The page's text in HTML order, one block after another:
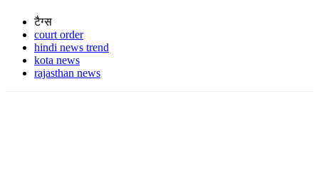
टैग्स
court order
hindi news trend
kota news
rajasthan news